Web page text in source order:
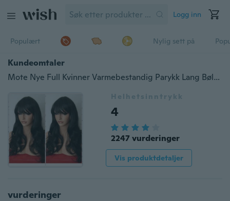
Logg inn
Populært Nylig sett på
Kundeomtaler
Mote Nye Full Kvinner Varmebestandig Parykk Lang Bølget Frynsebrun Svart Parykk
Helhetsinntrykk
4
2247 vurderinger
Vis produktdetaljer
vurderinger